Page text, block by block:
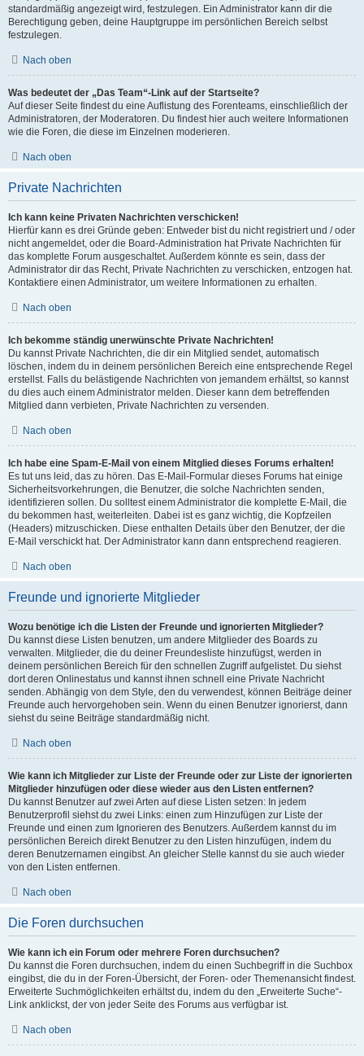
standardmäßig angezeigt wird, festzulegen. Ein Administrator kann dir die
Berechtigung geben, deine Hauptgruppe im persönlichen Bereich selbst
festzulegen.
Nach oben
Was bedeutet der „Das Team“-Link auf der Startseite?
Auf dieser Seite findest du eine Auflistung des Forenteams, einschließlich der
Administratoren, der Moderatoren. Du findest hier auch weitere Informationen
wie die Foren, die diese im Einzelnen moderieren.
Nach oben
Private Nachrichten
Ich kann keine Privaten Nachrichten verschicken!
Hierfür kann es drei Gründe geben: Entweder bist du nicht registriert und / oder
nicht angemeldet, oder die Board-Administration hat Private Nachrichten für
das komplette Forum ausgeschaltet. Außerdem könnte es sein, dass der
Administrator dir das Recht, Private Nachrichten zu verschicken, entzogen hat.
Kontaktiere einen Administrator, um weitere Informationen zu erhalten.
Nach oben
Ich bekomme ständig unerwünschte Private Nachrichten!
Du kannst Private Nachrichten, die dir ein Mitglied sendet, automatisch
löschen, indem du in deinem persönlichen Bereich eine entsprechende Regel
erstellst. Falls du belästigende Nachrichten von jemandem erhältst, so kannst
du dies auch einem Administrator melden. Dieser kann dem betreffenden
Mitglied dann verbieten, Private Nachrichten zu versenden.
Nach oben
Ich habe eine Spam-E-Mail von einem Mitglied dieses Forums erhalten!
Es tut uns leid, das zu hören. Das E-Mail-Formular dieses Forums hat einige
Sicherheitsvorkehrungen, die Benutzer, die solche Nachrichten senden,
identifizieren sollen. Du solltest einem Administrator die komplette E-Mail, die
du bekommen hast, weiterleiten. Dabei ist es ganz wichtig, die Kopfzeilen
(Headers) mitzuschicken. Diese enthalten Details über den Benutzer, der die
E-Mail verschickt hat. Der Administrator kann dann entsprechend reagieren.
Nach oben
Freunde und ignorierte Mitglieder
Wozu benötige ich die Listen der Freunde und ignorierten Mitglieder?
Du kannst diese Listen benutzen, um andere Mitglieder des Boards zu
verwalten. Mitglieder, die du deiner Freundesliste hinzufügst, werden in
deinem persönlichen Bereich für den schnellen Zugriff aufgelistet. Du siehst
dort deren Onlinestatus und kannst ihnen schnell eine Private Nachricht
senden. Abhängig von dem Style, den du verwendest, können Beiträge deiner
Freunde auch hervorgehoben sein. Wenn du einen Benutzer ignorierst, dann
siehst du seine Beiträge standardmäßig nicht.
Nach oben
Wie kann ich Mitglieder zur Liste der Freunde oder zur Liste der ignorierten
Mitglieder hinzufügen oder diese wieder aus den Listen entfernen?
Du kannst Benutzer auf zwei Arten auf diese Listen setzen: In jedem
Benutzerprofil siehst du zwei Links: einen zum Hinzufügen zur Liste der
Freunde und einen zum Ignorieren des Benutzers. Außerdem kannst du im
persönlichen Bereich direkt Benutzer zu den Listen hinzufügen, indem du
deren Benutzernamen eingibst. An gleicher Stelle kannst du sie auch wieder
von den Listen entfernen.
Nach oben
Die Foren durchsuchen
Wie kann ich ein Forum oder mehrere Foren durchsuchen?
Du kannst die Foren durchsuchen, indem du einen Suchbegriff in die Suchbox
eingibst, die du in der Foren-Übersicht, der Foren- oder Themenansicht findest.
Erweiterte Suchmöglichkeiten erhältst du, indem du den „Erweiterte Suche“-
Link anklickst, der von jeder Seite des Forums aus verfügbar ist.
Nach oben